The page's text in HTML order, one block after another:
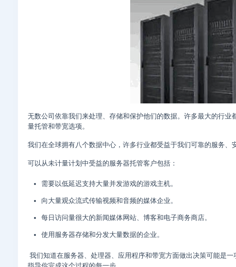
无数公司依靠我们来处理、存储和保护他们的数据。许多最大的行
量托管和带宽选项。
我们在全球拥有八个数据中心，许多行业都受益于我们可靠的服务、
可以从未计量计划中受益的服务器托管客户包括：
需要以低延迟支持大量并发游戏的游戏主机。
向大量观众流式传输视频和音频的媒体企业。
每日访问量很大的新闻媒体网站、博客和电子商务商店。
使用服务器存储和分发大量数据的企业。
我们知道在服务器、处理器、应用程序和带宽方面做出决策可能是